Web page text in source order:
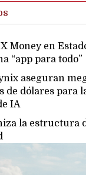
Money en
“app para todo”
aseguran
de dólares para
IA
la estructura